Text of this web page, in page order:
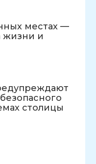
местах —
жизни и
столицы